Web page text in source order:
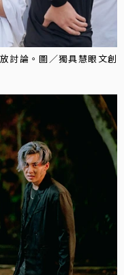
討論。圖／獨具慧眼文創